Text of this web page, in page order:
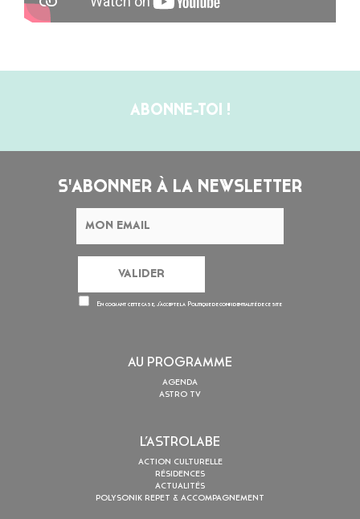
ABONNE-TOI !
S'ABONNER À LA NEWSLETTER
En cochant cette case, j’accepte la Politique de confidentialitéde ce site
AU PROGRAMME
AGENDA
ASTRO TV
L’ASTROLABE
ACTION CULTURELLE
RÉSIDENCES
ACTUALITÉS
POLYSONIK REPET & ACCOMPAGNEMENT